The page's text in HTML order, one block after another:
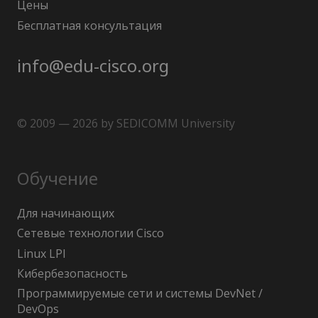
Цены
Бесплатная консультация
info@edu-cisco.org
© 2009 — 2026 by SEDICOMM University
Обучение
Для начинающих
Сетевые технологии Cisco
Linux LPI
Кибербезопасность
Программируемые сети и системы DevNet /
DevOps